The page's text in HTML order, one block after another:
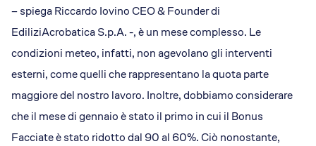
– spiega Riccardo Iovino CEO & Founder di
EdiliziAcrobatica S.p.A. -, è un mese complesso. Le
condizioni meteo, infatti, non agevolano gli interventi
esterni, come quelli che rappresentano la quota parte
maggiore del nostro lavoro. Inoltre, dobbiamo considerare
che il mese di gennaio è stato il primo in cui il Bonus
Facciate è stato ridotto dal 90 al 60%. Ciò nonostante,